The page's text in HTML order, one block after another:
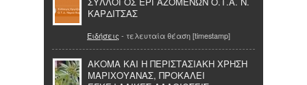
ΚΑΡΔΙΤΣΑΣ
Ειδήσεις - τελευταία θέαση [timestamp]
ΑΚΟΜΑ ΚΑΙ Η ΠΕΡΙΣΤΑΣΙΑΚΗ ΧΡΗΣΗ
ΜΑΡΙΧΟΥΑΝΑΣ, ΠΡΟΚΑΛΕΙ